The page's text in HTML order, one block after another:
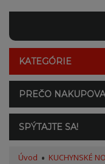
KATEGÓRIE
PREČO
SPÝTAJTE SA!
Úvod KUCHYNSKÉ